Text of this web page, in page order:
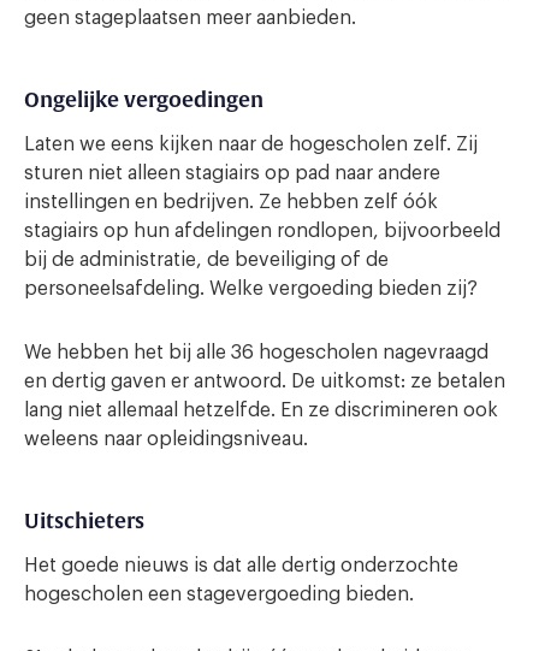
geen stageplaatsen meer aanbieden.
Ongelijke vergoedingen
Laten we eens kijken naar de hogescholen zelf. Zij
sturen niet alleen stagiairs op pad naar andere
instellingen en bedrijven. Ze hebben zelf óók
stagiairs op hun afdelingen rondlopen, bijvoorbeeld
bij de administratie, de beveiliging of de
personeelsafdeling. Welke vergoeding bieden zij?
We hebben het bij alle 36 hogescholen nagevraagd
en dertig gaven er antwoord. De uitkomst: ze betalen
lang niet allemaal hetzelfde. En ze discrimineren ook
weleens naar opleidingsniveau.
Uitschieters
Het goede nieuws is dat alle dertig onderzochte
hogescholen een stagevergoeding bieden.